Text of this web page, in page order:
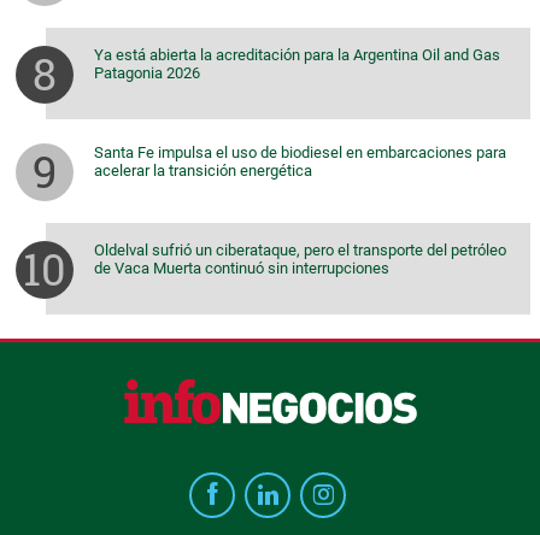
Ya está abierta la acreditación para la Argentina Oil and Gas
Patagonia 2026
Santa Fe impulsa el uso de biodiesel en embarcaciones para
acelerar la transición energética
Oldelval sufrió un ciberataque, pero el transporte del petróleo
de Vaca Muerta continuó sin interrupciones